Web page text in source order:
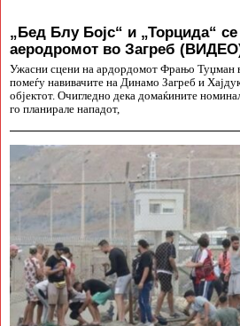
„Бед Блу Бојс“ и „Торцида“
аеродромот во Загреб
Ужасни сцени на ардордомот Фрањо Туџман
помеѓу навивачите на Динамо Загреб и
објектот. Очигледно дека домаќините
го планирале нападот,